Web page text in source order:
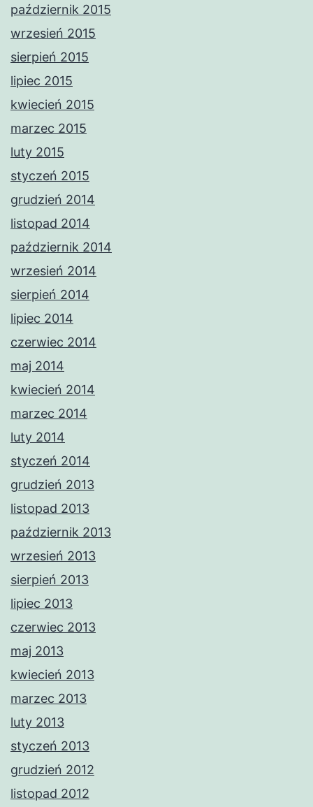
październik 2015
wrzesień 2015
sierpień 2015
lipiec 2015
kwiecień 2015
marzec 2015
luty 2015
styczeń 2015
grudzień 2014
listopad 2014
październik 2014
wrzesień 2014
sierpień 2014
lipiec 2014
czerwiec 2014
maj 2014
kwiecień 2014
marzec 2014
luty 2014
styczeń 2014
grudzień 2013
listopad 2013
październik 2013
wrzesień 2013
sierpień 2013
lipiec 2013
czerwiec 2013
maj 2013
kwiecień 2013
marzec 2013
luty 2013
styczeń 2013
grudzień 2012
listopad 2012